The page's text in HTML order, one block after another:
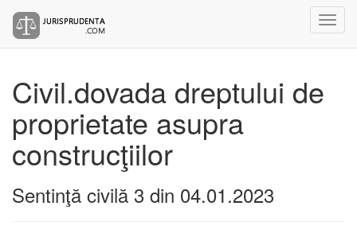
Civil.dovada dreptului de
proprietate asupra
construcţiilor
Sentinţă civilă 3 din 04.01.2023